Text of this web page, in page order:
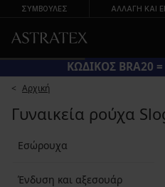
ΣΥΜΒΟΥΛΕΣ ΑΛΛΑΓΉ ΚΑΙ
ΚΩΔΙΚΟΣ BRA20
Αρχική
Γυναικεία ρούχα
Εσώρουχα
Ένδυση και αξεσουάρ